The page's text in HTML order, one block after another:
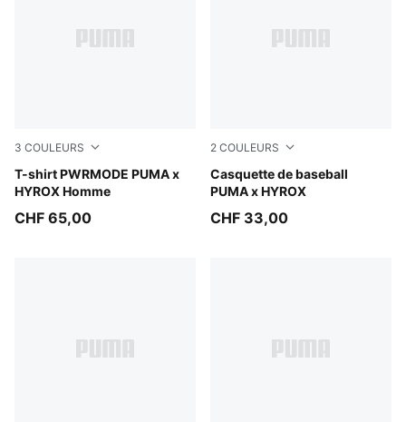
3 COULEURS
T-shirt PWRMODE PUMA x
HYROX Homme
Puma White
CHF 65,00
2 COULEURS
Casquette de baseball
PUMA x HYROX
Mouse Gray
CHF 33,00